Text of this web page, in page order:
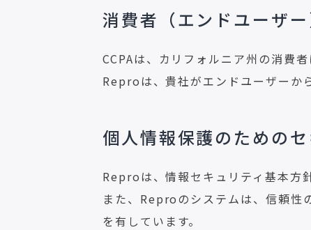
消費者（エンドユーザ
CCPAは、カリフォルニア州の消費
Reproは、貴社がエンドユーザーか
個人情報保護のための
Reproは、情報セキュリティ基本方
また、Reproのシステムは、信頼性
を有しています。